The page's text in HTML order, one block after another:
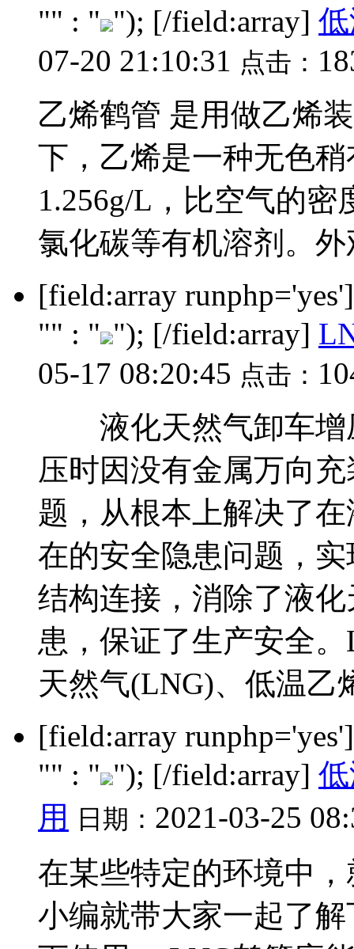
"" : " "); [/field:array]
07-20 21:10:31 点击：
乙烯鹤管 是用做乙烯
下，乙烯是一种无色
1.256g/L，比空气的
氯化碳等有机溶剂。
[field:array
"" : " "); [/field:array]
05-17 08:20:45 点击：
液化天然气卸车增
压时因没有金属万向
题，从根本上解决了
在的安全隐患问题，
结构连接，消除了液
患，保证了生产安全
天然气(LNG)、低温乙
[field:array
"" : " "); [/field:array]
用
日期： 2021-03-25
在某些特定的环境中
小编就带大家一起了